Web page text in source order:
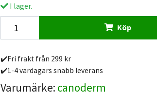
I lager.
Köp
✔️Fri frakt från 299 kr
✔️1-4 vardagars snabb leverans
Varumärke: canoderm